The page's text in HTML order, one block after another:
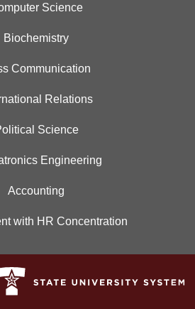
Science
Biochemistry
Communication
Relations
Science
Engineering
Accounting
with HR Concentration